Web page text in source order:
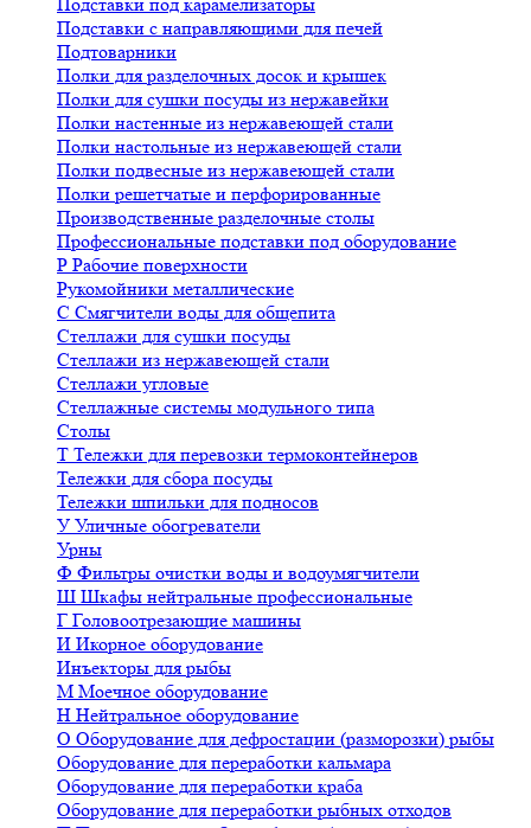
Подставки с направляющими для печей
Подтоварники
Полки для разделочных досок и крышек
Полки для сушки посуды из нержавейки
Полки настенные из нержавеющей стали
Полки настольные из нержавеющей стали
Полки подвесные из нержавеющей стали
Полки решетчатые и перфорированные
Производственные разделочные столы
Профессиональные подставки под оборудование
Р Рабочие поверхности
Рукомойники металлические
С Смягчители воды для общепита
Стеллажи для сушки посуды
Стеллажи из нержавеющей стали
Стеллажи угловые
Стеллажные системы модульного типа
Столы
Т Тележки для перевозки термоконтейнеров
Тележки для сбора посуды
Тележки шпильки для подносов
У Уличные обогреватели
Урны
Ф Фильтры очистки воды и водоумягчители
Ш Шкафы нейтральные профессиональные
Г Головоотрезающие машины
И Икорное оборудование
Инъекторы для рыбы
М Моечное оборудование
Н Нейтральное оборудование
О Оборудование для дефростации (разморозки) рыбы
Оборудование для переработки кальмара
Оборудование для переработки краба
Оборудование для переработки рыбных отходов